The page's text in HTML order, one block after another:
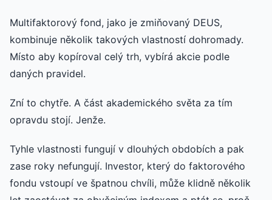
Multifaktorový fond, jako je zmiňovaný DEUS,
kombinuje několik takových vlastností dohromady.
Místo aby kopíroval celý trh, vybírá akcie podle
daných pravidel.
Zní to chytře. A část akademického světa za tím
opravdu stojí. Jenže.
Tyhle vlastnosti fungují v dlouhých obdobích a pak
zase roky nefungují. Investor, který do faktorového
fondu vstoupí ve špatnou chvíli, může klidně několik